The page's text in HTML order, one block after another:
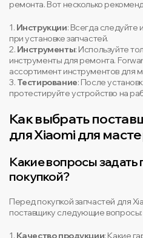
ремонта. Вот несколько
1. Инструкции: Всегда следуйте
при установке запчастей.
2. Инструменты: Используйте
инструменты для ремонта.
ассортимент инструментов для
3. Тестирование: После
протестируйте устройство на
Как выбрать
для Xiaomi для
Какие вопросы
покупкой?
Перед покупкой запчастей для
поставщику следующие вопросы:
1. Качество продукции: Какие